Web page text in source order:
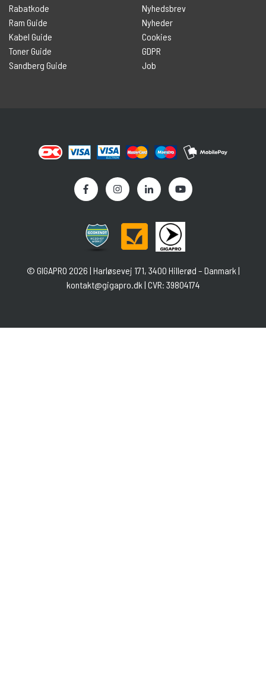
Rabatkode
Ram Guide
Kabel Guide
Toner Guide
Sandberg Guide
Nyhedsbrev
Nyheder
Cookies
GDPR
Job
© GIGAPRO 2026 | Harløsevej 171, 3400 Hillerød – Danmark |
kontakt@gigapro.dk | CVR: 39804174